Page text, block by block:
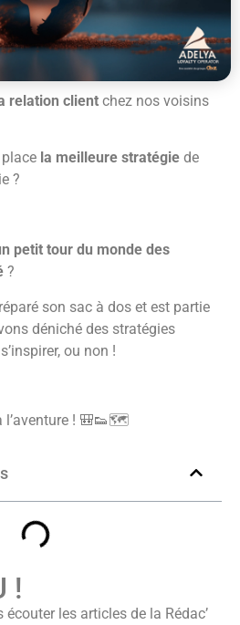
relation client chez nos voisins
la meilleure stratégie de
?
petit tour du monde des
?
son sac à dos et est partie
déniché des stratégies
ou non !
l’aventure ! 🎒👟🗺️
!
les articles de la Rédac’